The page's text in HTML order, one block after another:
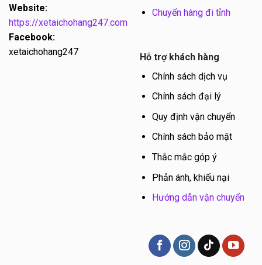
Website:
https://xetaichohang247.com
Facebook:
xetaichohang247
Chuyển hàng đi tỉnh
Hỗ trợ khách hàng
Chính sách dịch vụ
Chính sách đại lý
Quy định vận chuyển
Chính sách bảo mật
Thắc mắc góp ý
Phản ánh, khiếu nại
Hướng dẫn vận chuyển